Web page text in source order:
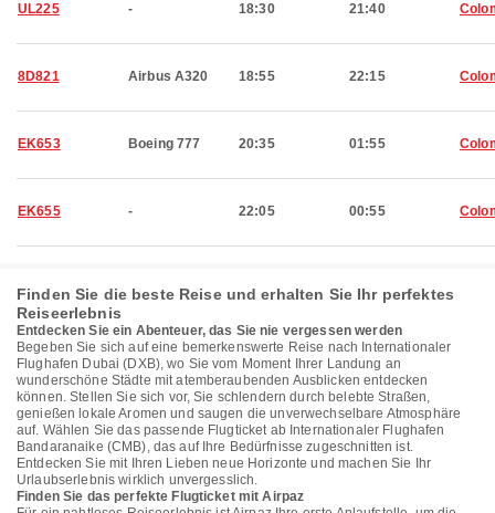
UL225 - 18:30 21:40
8D821 Airbus A320 18:55 22:15
EK653 Boeing 777 20:35 01:55
EK655 - 22:05 00:55
Finden Sie die beste Reise und erhalten Sie Ihr perfektes
Reiseerlebnis
Entdecken Sie ein Abenteuer, das Sie nie vergessen werden
Begeben Sie sich auf eine bemerkenswerte Reise nach Internationaler
Flughafen Dubai (DXB), wo Sie vom Moment Ihrer Landung an
wunderschöne Städte mit atemberaubenden Ausblicken entdecken
können. Stellen Sie sich vor, Sie schlendern durch belebte Straßen,
genießen lokale Aromen und saugen die unverwechselbare Atmosphäre
auf. Wählen Sie das passende Flugticket ab Internationaler Flughafen
Bandaranaike (CMB), das auf Ihre Bedürfnisse zugeschnitten ist.
Entdecken Sie mit Ihren Lieben neue Horizonte und machen Sie Ihr
Urlaubserlebnis wirklich unvergesslich.
Finden Sie das perfekte Flugticket mit Airpaz